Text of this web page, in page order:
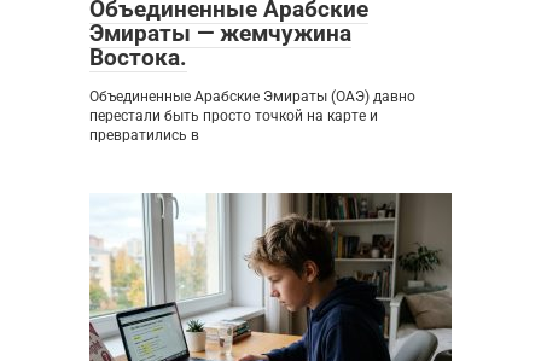
Объединенные Арабские
Эмираты — жемчужина
Востока.
Объединенные Арабские Эмираты (ОАЭ) давно
перестали быть просто точкой на карте и
превратились в